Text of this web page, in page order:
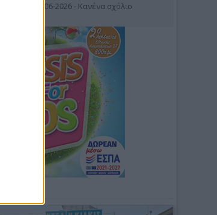
19-06-2026 - Κανένα σχόλιο